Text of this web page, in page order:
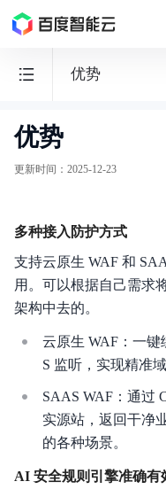
优势
Web
应
火
墙
WAF
产品介绍
产品定价
优势
更新时间 ： 2025-12-23
多种接入防护方式
支持云原生 WAF 和
用。可以根据自己需求
架构中去的。
云原生 WAF：一
S 监听，实现精准
SAAS WAF：通过
实源站，返回干净
的各种场景。
AI 安全规则引擎准确有